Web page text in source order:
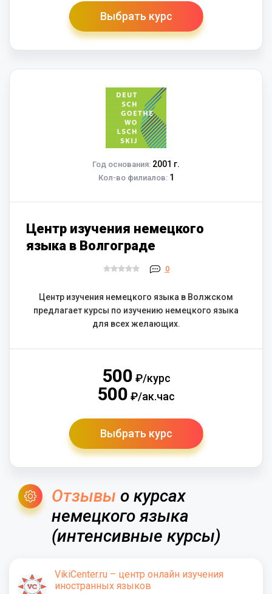
Выбрать курс
Год основания: 2001 г.
Кол-во филиалов:1
Центр изучения немецкого
языка в Волгограде
0
Центр изучения немецкого языка в Волжском
предлагает курсы по изучению немецкого языка
для всех желающих.
500 ₽/курс
500 ₽/ак.час
Выбрать курс
Отзывы о курсах
немецкого языка
(интенсивные курсы)
VikiCenter.ru – центр онлайн изучения
иностранных языков